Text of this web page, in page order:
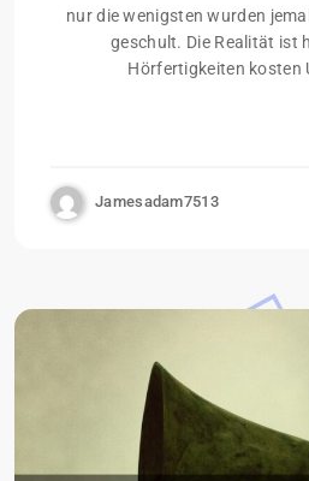
nur die wenigsten wurden
geschult. Die Realität ist
Hörfertigkeiten kosten
Jamesadam7513